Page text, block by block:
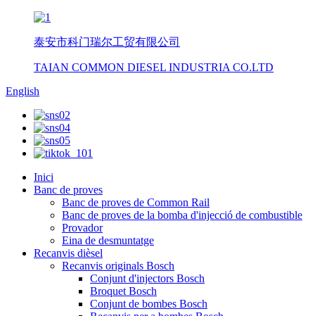
泰安市科门瑞尔工贸有限公司
TAIAN COMMON DIESEL INDUSTRIA CO.LTD
English
Inici
Banc de proves
Banc de proves de Common Rail
Banc de proves de la bomba d'injecció de combustible
Provador
Eina de desmuntatge
Recanvis dièsel
Recanvis originals Bosch
Conjunt d'injectors Bosch
Broquet Bosch
Conjunt de bombes Bosch